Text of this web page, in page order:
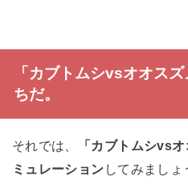
「カブトムシvsオオス
ちだ。
それでは、
「カブトムシvs
ミュレーション してみましょ